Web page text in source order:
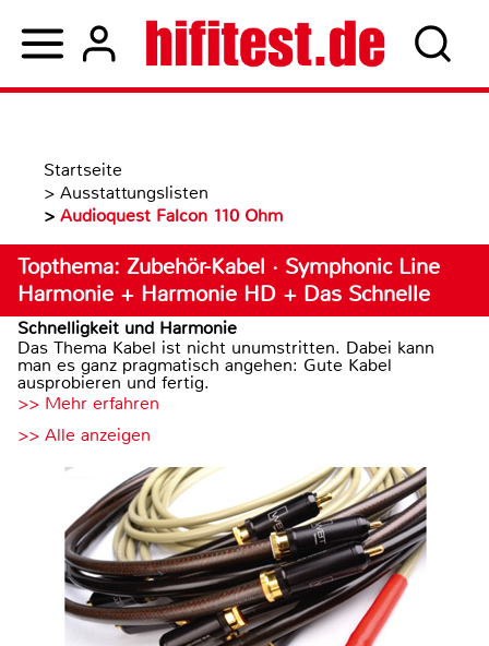
Startseite
> Ausstattungslisten
> Audioquest Falcon 110 Ohm
Topthema: Zubehör-Kabel · Symphonic Line
Harmonie + Harmonie HD + Das Schnelle
Schnelligkeit und Harmonie
Das Thema Kabel ist nicht unumstritten. Dabei kann
man es ganz pragmatisch angehen: Gute Kabel
ausprobieren und fertig.
>> Mehr erfahren
>> Alle anzeigen